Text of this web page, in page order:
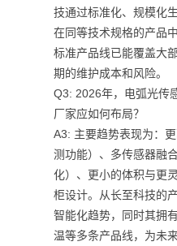
技通过标准化、规模化
在同等技术规格的产品
标准产品线已能覆盖大
期的维护成本和风险。
Q3: 2026年，电弧光传
厂家应如何布局？
A3: 主要趋势表现为：
测功能）、多传感器融
化）、更小的体积与更
柜设计。从长至科技的
智能化趋势，同时其拥
温等多条产品线，为未